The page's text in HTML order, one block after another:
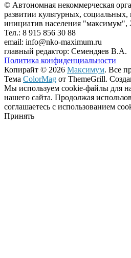
© Автономная некоммерческая
развитии культурных, социальных,
инициатив населения "максимум",
Тел.: 8 915 856 30 88
email: info@nko-maximum.ru
главный редактор: Семендяев В.А.
Политика конфиденциальности
Копирайт © 2026 Максимум. Все
Тема ColorMag от ThemeGrill.
Мы используем cookie-файлы для
нашего сайта. Продолжая
соглашаетесь с использованием
Принять